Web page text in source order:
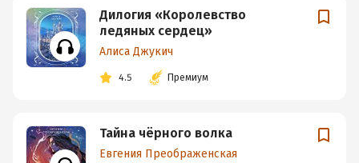
Дилогия «Королевство
ледяных сердец»
Алиса Джукич
4.5 Премиум
Тайна чёрного волка
Евгения Преображенская